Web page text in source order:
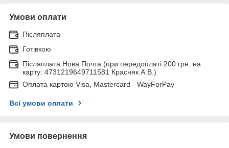
Умови оплати
Післяплата
Готівкою
Післяплата Нова Почта (при передоплаті 200 грн. на
карту: 4731219649711581 Красняк А.В.)
Оплата картою Visa, Mastercard - WayForPay
Всі умови оплати
Умови повернення